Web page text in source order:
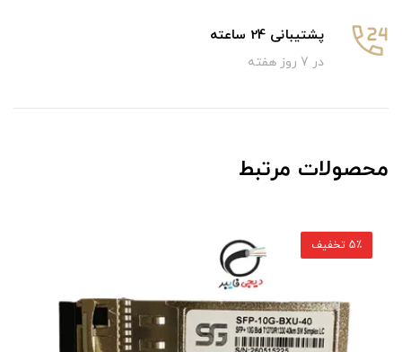
پشتیبانی 24 ساعته
در 7 روز هفته
محصولات مرتبط
5٪ تخفیف